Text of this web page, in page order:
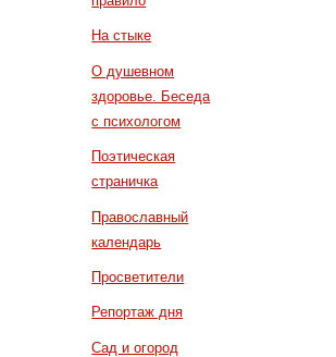
На стыке
О душевном
здоровье. Беседа
с психологом
Поэтическая
страничка
Православный
календарь
Просветители
Репортаж дня
Сад и огород